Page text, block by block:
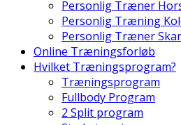
Personlig Træner
Personlig Træning
Personlig Træner
Online Træningsforløb
Hvilket Træningsprogram?
Træningsprogram
Fullbody Program
2 Split program